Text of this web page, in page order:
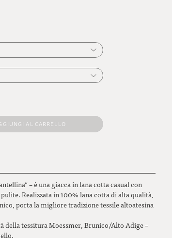
AL CARRELLO
– è una giacca in lana cotta casual con
Realizzata in 100% lana cotta di alta qualità,
porta la migliore tradizione tessile altoatesina
della tessitura Moessmer, Brunico/Alto Adige –